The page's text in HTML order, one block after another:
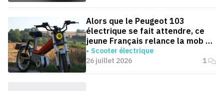
Alors que le Peugeot 103
électrique se fait attendre, ce
jeune Français relance la mob en
version électrique
Scooter électrique
26 juillet 2026
1